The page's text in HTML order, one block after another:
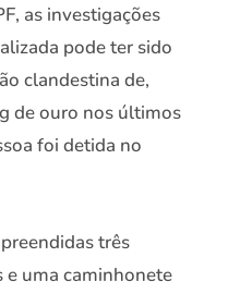
as investigações
pode ter sido
clandestina de,
de ouro nos últimos
foi detida no
três
e uma caminhonete